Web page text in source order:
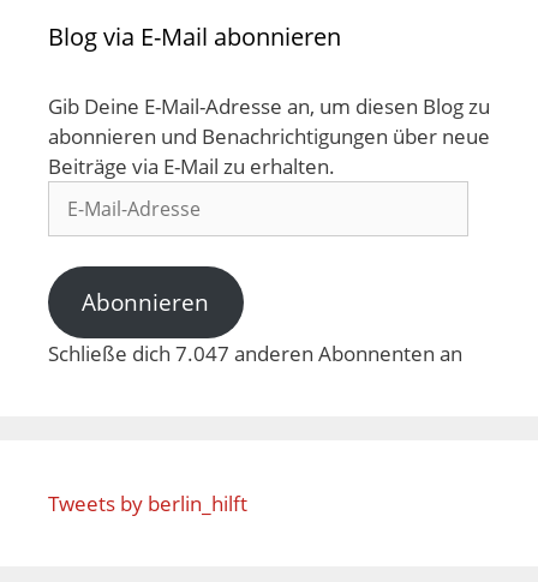
Blog via E-Mail abonnieren
Gib Deine E-Mail-Adresse an, um diesen Blog zu
abonnieren und Benachrichtigungen über neue
Beiträge via E-Mail zu erhalten.
Abonnieren
Schließe dich 7.047 anderen Abonnenten an
Tweets by berlin_hilft